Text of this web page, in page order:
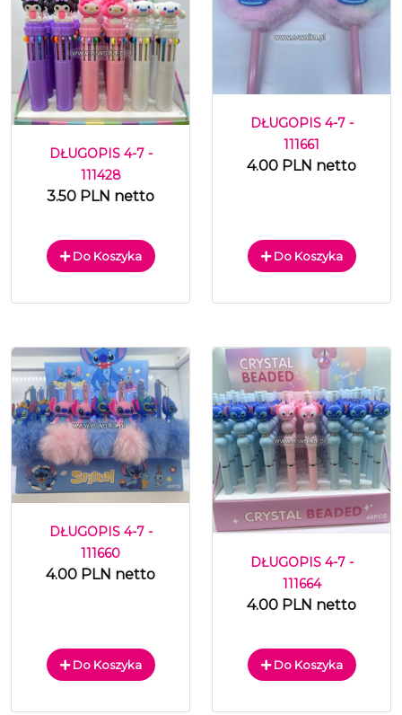
DŁUGOPIS 4-7 -
111428
3.50 PLN netto
Do Koszyka
DŁUGOPIS 4-7 -
111661
4.00 PLN netto
Do Koszyka
DŁUGOPIS 4-7 -
111660
4.00 PLN netto
Do Koszyka
DŁUGOPIS 4-7 -
111664
4.00 PLN netto
Do Koszyka